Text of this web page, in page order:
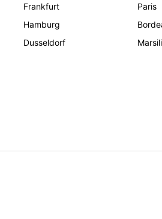
Frankfurt
Hamburg
Dusseldorf
Paris